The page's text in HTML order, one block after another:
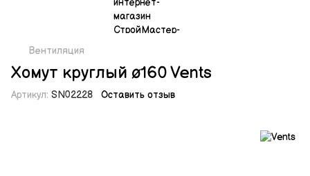
Вентиляция
Хомут круглый ø160 Vents
Артикул: SN02228 Оставить отзыв